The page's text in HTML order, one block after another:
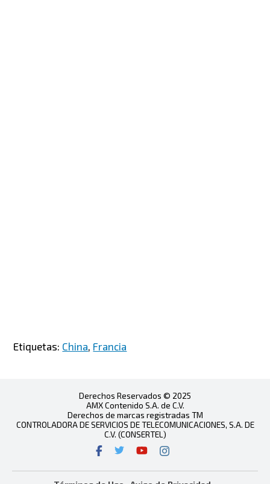
Etiquetas: China, Francia
Derechos Reservados © 2025
AMX Contenido S.A. de C.V.
Derechos de marcas registradas TM
CONTROLADORA DE SERVICIOS DE TELECOMUNICACIONES, S.A. DE
C.V. (CONSERTEL)